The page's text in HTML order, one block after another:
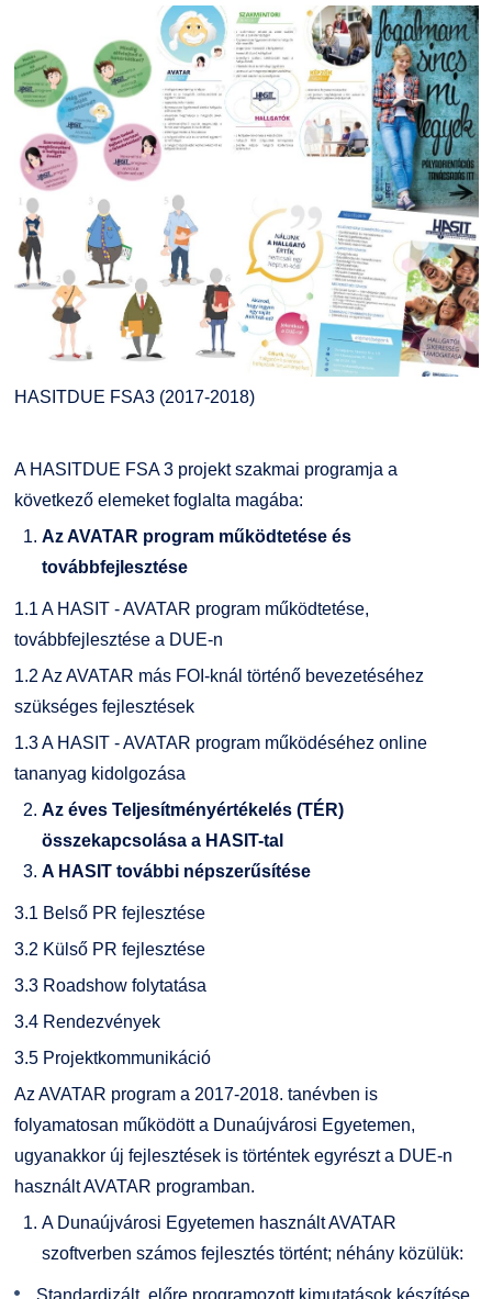
HASITDUE FSA3 (2017-2018)
A HASITDUE FSA 3 projekt szakmai programja a
következő elemeket foglalta magába:
Az AVATAR program működtetése és
továbbfejlesztése
1.1 A HASIT - AVATAR program működtetése,
továbbfejlesztése a DUE-n
1.2 Az AVATAR más FOI-knál történő bevezetéséhez
szükséges fejlesztések
1.3 A HASIT - AVATAR program működéséhez online
tananyag kidolgozása
Az éves Teljesítményértékelés (TÉR)
összekapcsolása a HASIT-tal
A HASIT további népszerűsítése
3.1 Belső PR fejlesztése
3.2 Külső PR fejlesztése
3.3 Roadshow folytatása
3.4 Rendezvények
3.5 Projektkommunikáció
Az AVATAR program a 2017-2018. tanévben is
folyamatosan működött a Dunaújvárosi Egyetemen,
ugyanakkor új fejlesztések is történtek egyrészt a DUE-n
használt AVATAR programban.
A Dunaújvárosi Egyetemen használt AVATAR
szoftverben számos fejlesztés történt; néhány közülük:
Standardizált, előre programozott kimutatások készítése,